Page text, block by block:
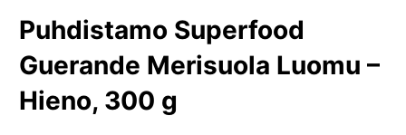
Puhdistamo Superfood
Guerande Merisuola Luomu –
Hieno, 300 g